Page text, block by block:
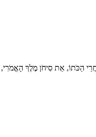
הַכֹּתוֹ, אֵת סִיחֹן מֶלֶךְ